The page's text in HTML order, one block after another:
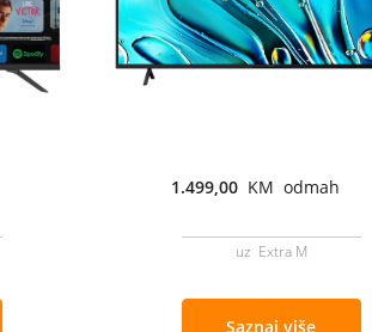
1.499,00 KM odmah
uz Extra M
Saznaj više